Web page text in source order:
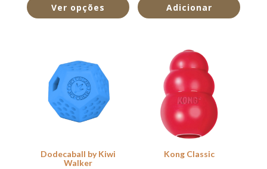
Ver opções Adicionar
Dodecaball by Kiwi
Walker
Kong Classic